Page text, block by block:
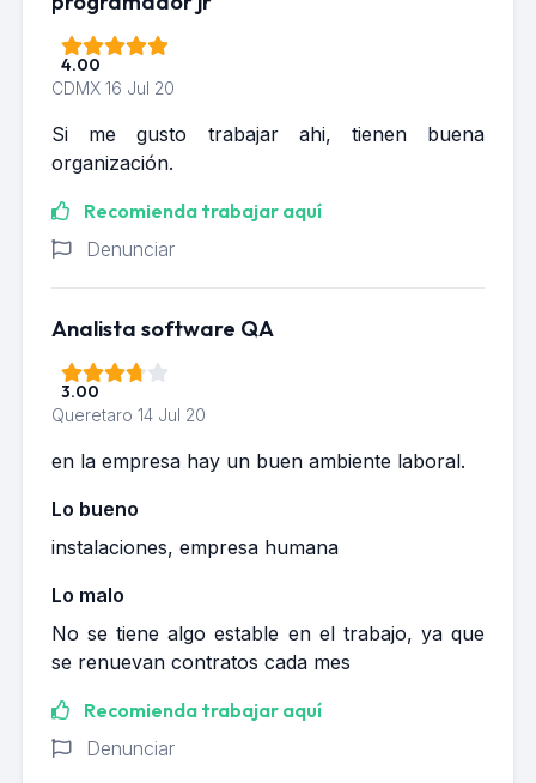
4.00
CDMX 16 Jul 20
Si me gusto trabajar ahi, tienen buena
organización.
Recomienda trabajar aquí
Denunciar
Analista software QA
3.00
Queretaro 14 Jul 20
en la empresa hay un buen ambiente laboral.
Lo bueno
instalaciones, empresa humana
Lo malo
No se tiene algo estable en el trabajo, ya que
se renuevan contratos cada mes
Recomienda trabajar aquí
Denunciar